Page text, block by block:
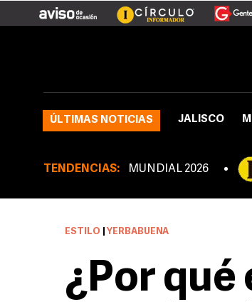
ÚLTIMAS NOTICIAS JALISCO
TENDENCIAS: MUNDIAL 2026
ESTILO YERBABUENA
¿Por qué